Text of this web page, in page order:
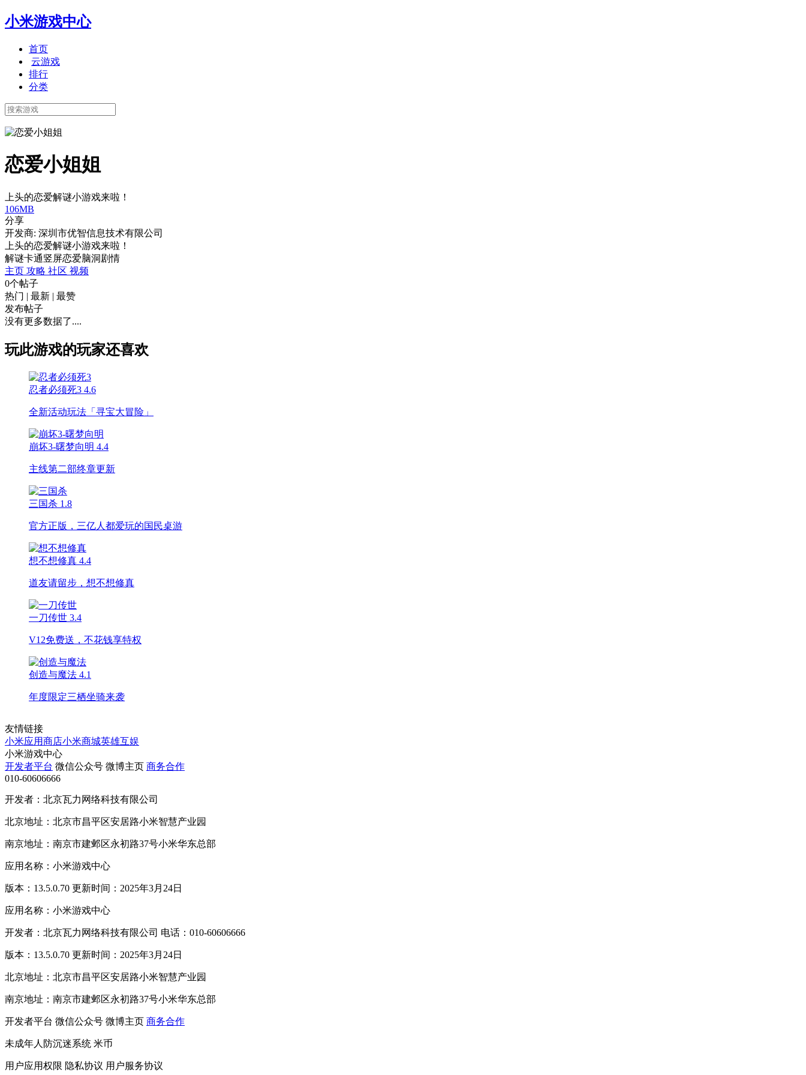
小米游戏中心
首页
云游戏
排行
分类
恋爱小姐姐
上头的恋爱解谜小游戏来啦！
106MB
分享
开发商: 深圳市优智信息技术有限公司
上头的恋爱解谜小游戏来啦！
解谜卡通竖屏恋爱脑洞剧情
主页 攻略 社区 视频
0个帖子
热门 | 最新 | 最赞
发布帖子
没有更多数据了....
玩此游戏的玩家还喜欢
忍者必须死3 4.6
全新活动玩法「寻宝大冒险」
崩坏3-曙梦向明 4.4
主线第二部终章更新
三国杀 1.8
官方正版，三亿人都爱玩的国民桌游
想不想修真 4.4
道友请留步，想不想修真
一刀传世 3.4
V12免费送，不花钱享特权
创造与魔法 4.1
年度限定三栖坐骑来袭
友情链接
小米应用商店小米商城英雄互娱
小米游戏中心
开发者平台 微信公众号 微博主页 商务合作
010-60606666
开发者：北京瓦力网络科技有限公司
北京地址：北京市昌平区安居路小米智慧产业园
南京地址：南京市建邺区永初路37号小米华东总部
应用名称：小米游戏中心
版本：13.5.0.70 更新时间：2025年3月24日
应用名称：小米游戏中心
开发者：北京瓦力网络科技有限公司 电话：010-60606666
版本：13.5.0.70 更新时间：2025年3月24日
北京地址：北京市昌平区安居路小米智慧产业园
南京地址：南京市建邺区永初路37号小米华东总部
开发者平台 微信公众号 微博主页 商务合作
未成年人防沉迷系统 米币
用户应用权限 隐私协议 用户服务协议